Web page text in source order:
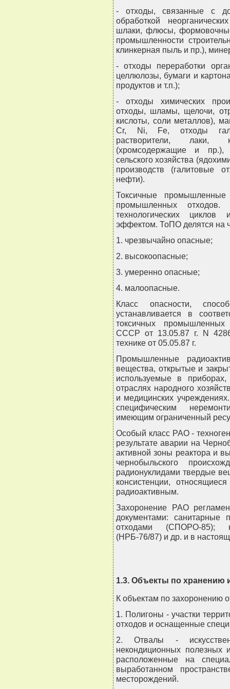
- отходы, связанные с
обработкой
шлаки, флюсы,
промышленности
клинкерная пыль и пр.),
- отходы переработки
целлюлозы, бумаги и
продуктов и т.п.);
- отходы химических
отходы, шламы, щелочи,
кислоты, соли металлов),
Cr, Ni, Fe, отходы
растворители, лаки,
(хромсодержащие и пр.),
сельского хозяйства
производств (галитовые
нефти).
Токсичные промышленные
промышленных отходов.
технологических
эффектом. ТоПО делятся на
1. чрезвычайно опасные;
2. высокоопасные;
3. умеренно опасные;
4. малоопасные.
Класс опасности,
устанавливается в
токсичных
СССР от 13.05.87 г. N
технике от 05.05.87 г.
Промышленные
вещества, открытые и
используемые в
отраслях народного
и медицинских
специфическим
имеющим ограниченный
Особый класс РАО -
результате аварии на
активной зоны реактора и
чернобыльского
радионуклидами твердые
консистенции,
радиоактивным.
Захоронение РАО
документами: санитарные
отходами (СПОРО-85);
(НРБ-76/87) и др. и в
1.3. Объекты по хранению
К объектам по захоронению
1. Полигоны - участки
отходов и оснащенные
2. Отвалы -
некондиционных полезных
расположенные на
выработанном
месторождений.